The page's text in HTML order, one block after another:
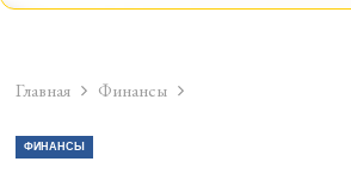
Главная Финансы
ФИНАНСЫ